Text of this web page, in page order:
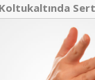
Koltukaltında